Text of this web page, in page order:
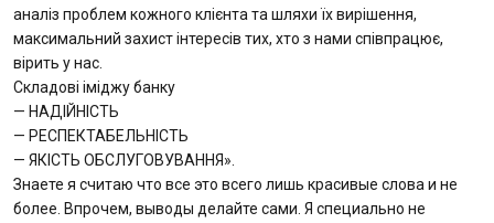
аналіз проблем кожного клієнта та шляхи їх вирішення,
максимальний захист інтересів тих, хто з нами співпрацює,
вірить у нас.
Складові іміджу банку
— НАДІЙНІСТЬ
— РЕСПЕКТАБЕЛЬНІСТЬ
— ЯКІСТЬ ОБСЛУГОВУВАННЯ».
Знаете я считаю что все это всего лишь красивые слова и не
более. Впрочем, выводы делайте сами. Я специально не